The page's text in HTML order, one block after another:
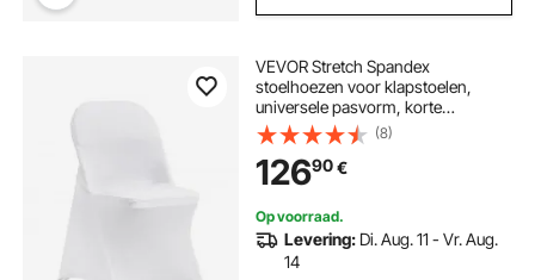
VEVOR Stretch Spandex
stoelhoezen voor klapstoelen,
universele pasvorm, korte
voorkant, afneembare en wasbare
hoezen, voor bruiloften,
feestdagen, feesten en vieringen
(100 stuks, zwart)
(8)
12690€
Op voorraad.
Levering: Di. Aug. 11 - Vr. Aug.
14